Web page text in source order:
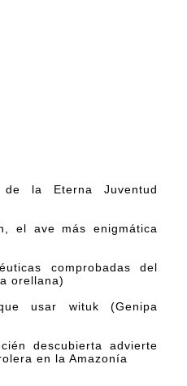
de la Eterna Juventud
el ave más enigmática
comprobadas del
orellana)
usar wituk (Genipa
descubierta advierte
en la Amazonía